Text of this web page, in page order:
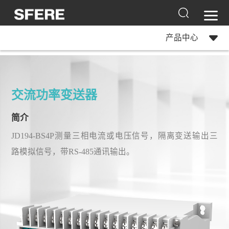
产品中心
交流功率变送器
简介
JD194-BS4P测量三相电流或电压信号，隔离变送输出三
路模拟信号，带RS-485通讯输出。